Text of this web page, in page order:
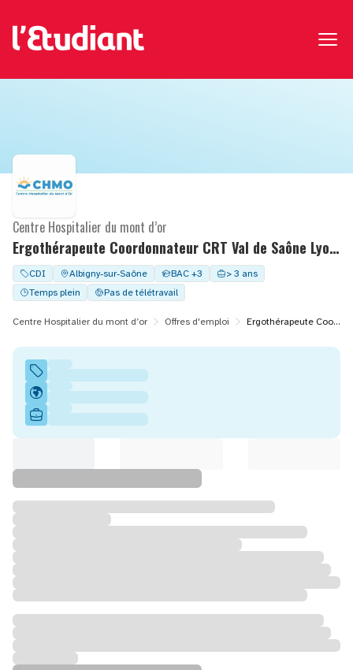
Ergothérapeute Coordonnateur CRT Val de Saône Lyon Nord H/F
Centre Hospitalier du mont d’or
CDI Albigny-sur-Saône BAC +3
> 3 ans
Temps plein
Pas de télétravail
Centre Hospitalier du mont d’or Offres d'emploi Ergothérapeute Coordonnateur CRT Val de Saône Lyon Nord H/F